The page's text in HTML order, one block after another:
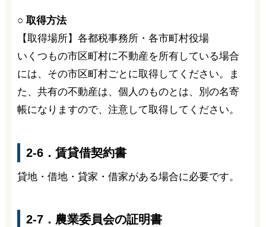
○ 取得方法
【取得場所】各都税事務所・各市町村役場
いくつもの市区町村に不動産を所有している場合
には、その市区町村ごとに取得してください。ま
た、共有の不動産は、個人のものとは、別の名寄
帳になりますので、注意して取得してください。
2-6．賃貸借契約書
貸地・借地・貸家・借家がある場合に必要です。
2-7．農業委員会の証明書